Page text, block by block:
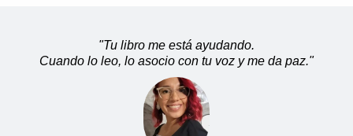
"Tu libro me está ayudando.
Cuando lo leo, lo asocio con tu voz y me da paz."